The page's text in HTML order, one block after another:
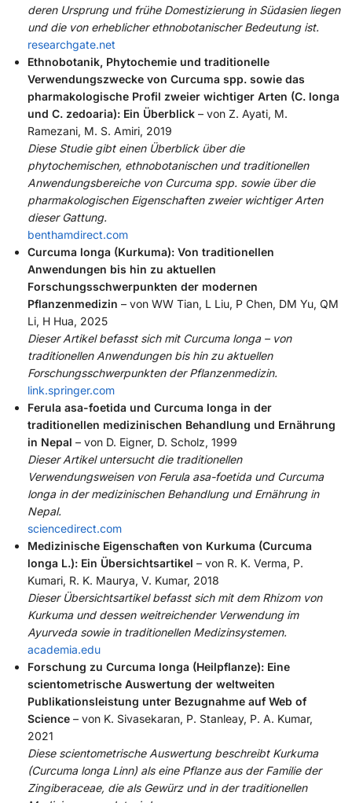
deren Ursprung und frühe Domestizierung in Südasien liegen
und die von erheblicher ethnobotanischer Bedeutung ist.
researchgate.net
Ethnobotanik, Phytochemie und traditionelle
Verwendungszwecke von Curcuma spp. sowie das
pharmakologische Profil zweier wichtiger Arten (C. longa
und C. zedoaria): Ein Überblick – von Z. Ayati, M.
Ramezani, M. S. Amiri, 2019
Diese Studie gibt einen Überblick über die
phytochemischen, ethnobotanischen und traditionellen
Anwendungsbereiche von Curcuma spp. sowie über die
pharmakologischen Eigenschaften zweier wichtiger Arten
dieser Gattung.
benthamdirect.com
Curcuma longa (Kurkuma): Von traditionellen
Anwendungen bis hin zu aktuellen
Forschungsschwerpunkten der modernen
Pflanzenmedizin – von WW Tian, L Liu, P Chen, DM Yu, QM
Li, H Hua, 2025
Dieser Artikel befasst sich mit Curcuma longa – von
traditionellen Anwendungen bis hin zu aktuellen
Forschungsschwerpunkten der Pflanzenmedizin.
link.springer.com
Ferula asa-foetida und Curcuma longa in der
traditionellen medizinischen Behandlung und Ernährung
in Nepal – von D. Eigner, D. Scholz, 1999
Dieser Artikel untersucht die traditionellen
Verwendungsweisen von Ferula asa-foetida und Curcuma
longa in der medizinischen Behandlung und Ernährung in
Nepal.
sciencedirect.com
Medizinische Eigenschaften von Kurkuma (Curcuma
longa L.): Ein Übersichtsartikel – von R. K. Verma, P.
Kumari, R. K. Maurya, V. Kumar, 2018
Dieser Übersichtsartikel befasst sich mit dem Rhizom von
Kurkuma und dessen weitreichender Verwendung im
Ayurveda sowie in traditionellen Medizinsystemen.
academia.edu
Forschung zu Curcuma longa (Heilpflanze): Eine
scientometrische Auswertung der weltweiten
Publikationsleistung unter Bezugnahme auf Web of
Science – von K. Sivasekaran, P. Stanleay, P. A. Kumar,
2021
Diese scientometrische Auswertung beschreibt Kurkuma
(Curcuma longa Linn) als eine Pflanze aus der Familie der
Zingiberaceae, die als Gewürz und in der traditionellen